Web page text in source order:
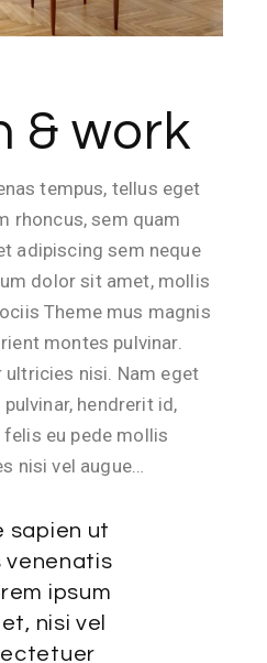
& work
tempus, tellus eget
rhoncus, sem quam
adipiscing sem neque
dolor sit amet, mollis
Theme mus magnis
montes pulvinar.
nisi. Nam eget
hendrerit id,
eu pede mollis
nisi vel augue…
sapien ut
venenatis
ipsum
nisi vel